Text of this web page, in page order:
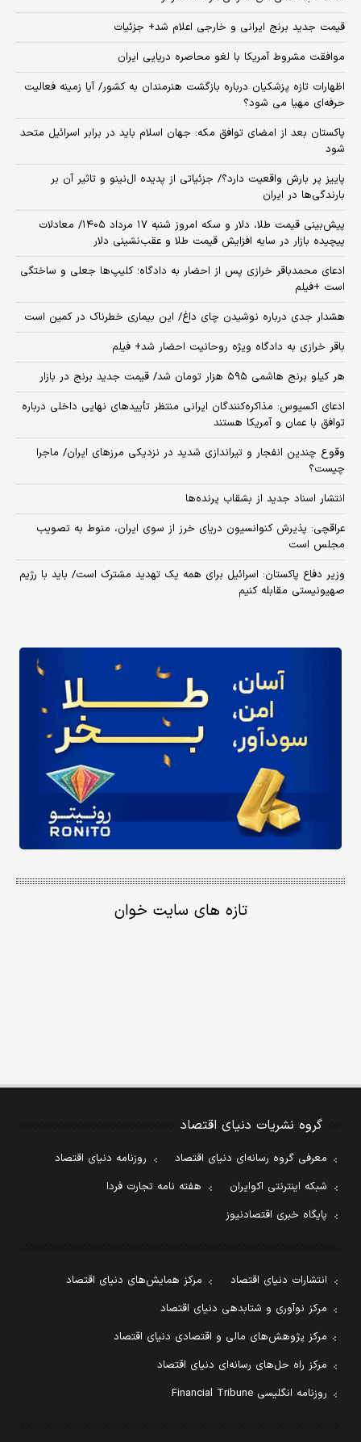
قیمت جدید برنج ایرانی و خارجی اعلام شد+ جزئیات
موافقت مشروط آمریکا با لغو محاصره دریایی ایران
اظهارات تازه پزشکیان درباره بازگشت هنرمندان به کشور/ آیا زمینه فعالیت
حرفه‌ای مهیا می شود؟
پاکستان بعد از امضای توافق مکه: جهان اسلام باید در برابر اسرائیل متحد
شود
پاییز پر بارش واقعیت دارد؟/ جزئیاتی از پدیده ال‌نینو و تاثیر آن بر
بارندگی‌ها در ایران
پیش‌بینی قیمت طلا، دلار و سکه امروز شنبه ۱۷ مرداد ۱۴۰۵/ معادلات
پیچیده بازار در سایه افزایش قیمت طلا و عقب‌نشینی دلار
ادعای محمدباقر خرازی پس از احضار به دادگاه؛ کلیپ‌ها جعلی و ساختگی
است +فیلم
هشدار جدی درباره نوشیدن چای داغ/ این بیماری خطرناک در کمین است
باقر خرازی به دادگاه ویژه روحانیت احضار شد+ فیلم
هر کیلو برنج هاشمی ۵۹۵ هزار تومان شد/ قیمت جدید برنج در بازار
ادعای اکسیوس: مذاکره‌کنندگان ایرانی منتظر تأییدهای نهایی داخلی درباره
توافق با عمان و آمریکا هستند
وقوع چندین انفجار و تیراندازی شدید در نزدیکی مرز‌های ایران/ ماجرا
چیست؟
انتشار اسناد جدید از بشقاب پرنده‌ها
عراقچی: پذیرش کنوانسیون دریای خرز از سوی ایران، منوط به تصویب
مجلس است
وزیر دفاع پاکستان: اسرائیل برای همه یک تهدید مشترک است/ باید با رژیم
صهیونیستی مقابله کنیم
تازه های سایت خوان
گروه نشریات دنیای اقتصاد
معرفی گروه رسانه‌ای دنیای اقتصاد
روزنامه دنیای اقتصاد
شبکه اینترنتی اکوایران
هفته نامه تجارت فردا
پایگاه خبری اقتصادنیوز
انتشارات دنیای اقتصاد
مرکز همایش‌های دنیای اقتصاد
مرکز نوآوری و شتابدهی دنیای اقتصاد
مرکز پژوهش‌های مالی و اقتصادی دنیای اقتصاد
مرکز راه حل‌های رسانه‌ای دنیای اقتصاد
روزنامه انگلیسی Financial Tribune